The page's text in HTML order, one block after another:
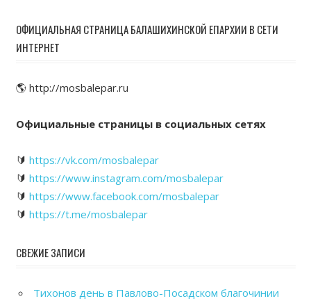
ОФИЦИАЛЬНАЯ СТРАНИЦА БАЛАШИХИНСКОЙ ЕПАРХИИ В СЕТИ
ИНТЕРНЕТ
🌎 http://mosbalepar.ru
Официальные страницы в социальных сетях
🔰 https://vk.com/mosbalepar
🔰 https://www.instagram.com/mosbalepar
🔰 https://www.facebook.com/mosbalepar
🔰 https://t.me/mosbalepar
СВЕЖИЕ ЗАПИСИ
Тихонов день в Павлово-Посадском благочинии